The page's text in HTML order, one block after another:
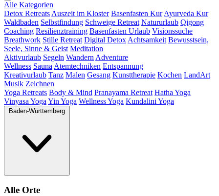
Alle Kategorien
Detox Retreats Auszeit im Kloster Basenfasten Kur Ayurveda Kur
Waldbaden Selbstfindung Schweige Retreat Natururlaub Qigong
Coaching Resilienztraining Basenfasten Urlaub Visionssuche
Breathwork Stille Retreat Digital Detox Achtsamkeit Bewusstsein,
Seele, Sinne & Geist Meditation
Aktivurlaub Segeln Wandern Adventure
Wellness Sauna Atemtechniken Entspannung
Kreativurlaub Tanz Malen Gesang Kunsttherapie Kochen LandArt
Musik Zeichnen
Yoga Retreats Body & Mind Pranayama Retreat Hatha Yoga
Vinyasa Yoga Yin Yoga Wellness Yoga Kundalini Yoga
Baden-Württemberg
Alle Orte